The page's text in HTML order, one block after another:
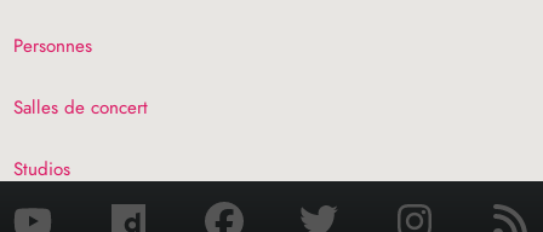
Personnes
Salles de concert
Studios